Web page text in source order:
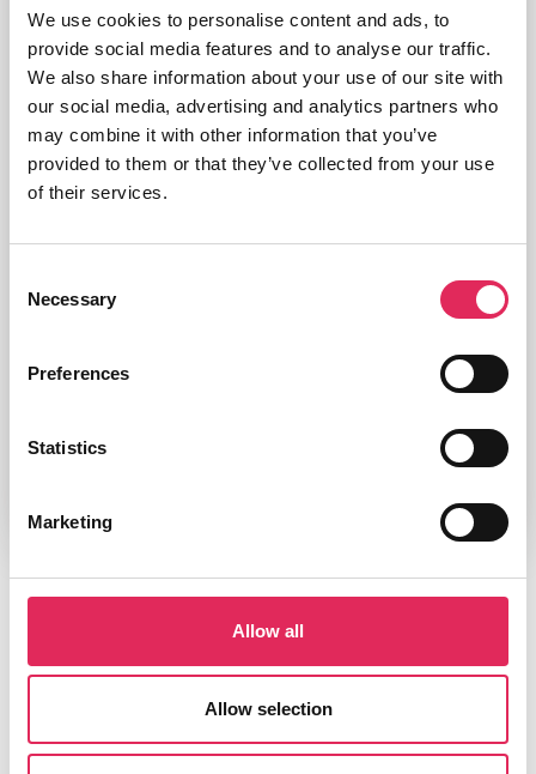
We use cookies to personalise content and ads, to
provide social media features and to analyse our traffic.
We also share information about your use of our site with
our social media, advertising and analytics partners who
may combine it with other information that you’ve
provided to them or that they’ve collected from your use
of their services.
Selection
Necessary
Preferences
Statistics
Marketing
Allow all
Allow selection
år, repræsentativ
for alle danske borgere på alder, køn og region. Det
blev indsamlet via et spørgeskema, som blev
udsendt til et
onlinepanel i perioden 20. december 2024 - 10.
januar 2025. Alle resultater i rapporten er vægtet efter
køn, alder og
Applaus pba. data indsamlet og kategoriseret med
Læs vores andre rapporter
onsdag 3 september 2025